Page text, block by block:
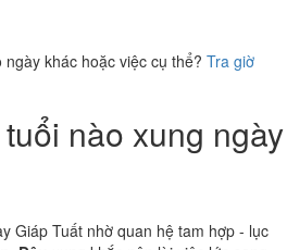
khác hoặc việc cụ thể? Tra giờ
nào xung ngày
Giáp Tuất nhờ quan hệ tam hợp - lục